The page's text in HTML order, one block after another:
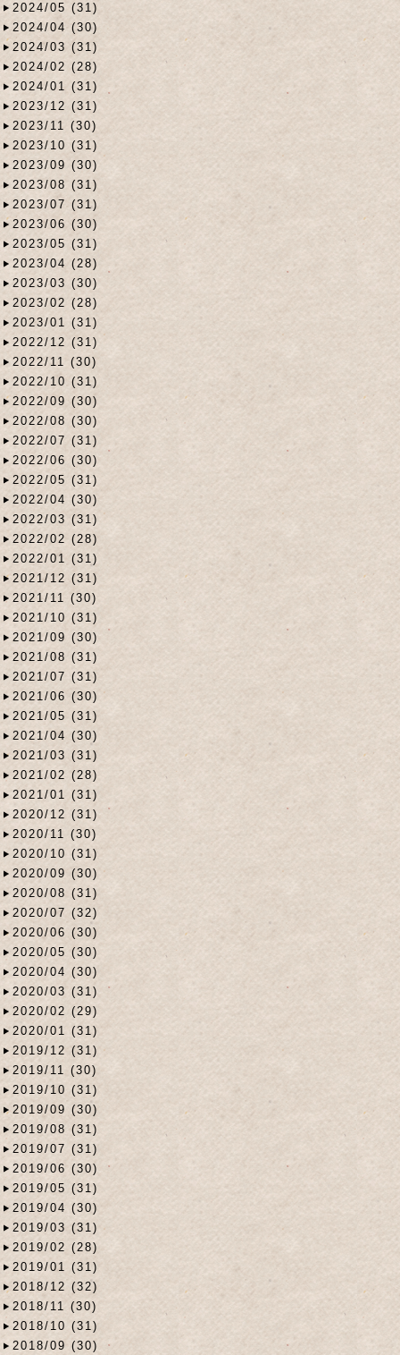
2024/05 (31)
2024/04 (30)
2024/03 (31)
2024/02 (28)
2024/01 (31)
2023/12 (31)
2023/11 (30)
2023/10 (31)
2023/09 (30)
2023/08 (31)
2023/07 (31)
2023/06 (30)
2023/05 (31)
2023/04 (28)
2023/03 (30)
2023/02 (28)
2023/01 (31)
2022/12 (31)
2022/11 (30)
2022/10 (31)
2022/09 (30)
2022/08 (30)
2022/07 (31)
2022/06 (30)
2022/05 (31)
2022/04 (30)
2022/03 (31)
2022/02 (28)
2022/01 (31)
2021/12 (31)
2021/11 (30)
2021/10 (31)
2021/09 (30)
2021/08 (31)
2021/07 (31)
2021/06 (30)
2021/05 (31)
2021/04 (30)
2021/03 (31)
2021/02 (28)
2021/01 (31)
2020/12 (31)
2020/11 (30)
2020/10 (31)
2020/09 (30)
2020/08 (31)
2020/07 (32)
2020/06 (30)
2020/05 (30)
2020/04 (30)
2020/03 (31)
2020/02 (29)
2020/01 (31)
2019/12 (31)
2019/11 (30)
2019/10 (31)
2019/09 (30)
2019/08 (31)
2019/07 (31)
2019/06 (30)
2019/05 (31)
2019/04 (30)
2019/03 (31)
2019/02 (28)
2019/01 (31)
2018/12 (32)
2018/11 (30)
2018/10 (31)
2018/09 (30)